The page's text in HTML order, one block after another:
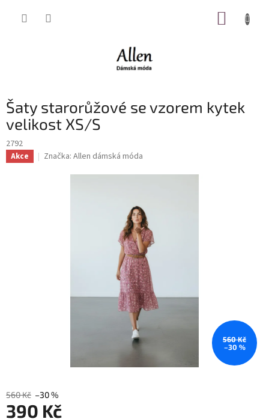
Šaty starorůžové se vzorem kytek
velikost XS/S
2792
Akce Značka: Allen dámská móda
560 Kč
–30 %
560 Kč –30 %
390 Kč